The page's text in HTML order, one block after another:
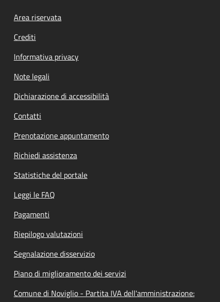
Footer menu
Area riservata
Crediti
Informativa privacy
Note legali
Dichiarazione di accessibilità
Contatti
Prenotazione appuntamento
Richiedi assistenza
Statistiche del portale
Leggi le FAQ
Pagamenti
Riepilogo valutazioni
Segnalazione disservizio
Piano di miglioramento dei servizi
Comune di Noviglio - Partita IVA dell'amministrazione: